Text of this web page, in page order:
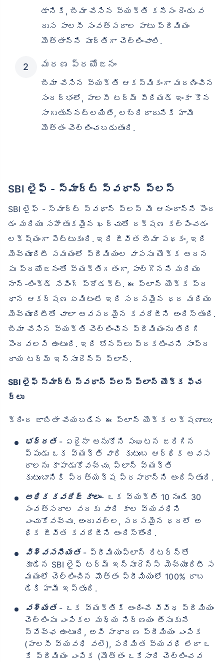
డానికి, బీమా చేసిన వ్యక్తి కనీసం రెండు వ
రుస పాలసీ సంవత్సరాల పాటు ప్రీమియం
మొత్తాన్ని పూర్తిగా చెల్లించాలి.
మరణ ప్రయోజనం
బీమా చేసిన వ్యక్తి ఆకస్మికంగా మరణించిన
సందర్భంలో, పాలసీ టర్మ్ పీరియడ్ ఇంకా కొన
సాగుతున్నట్లయితే, లబ్దిదారునికి హామీ
మొత్తం చెల్లించబడుతుంది.
SBI లైఫ్ - స్మార్ట్ స్వధాన్ ప్లస్
SBI లైఫ్ - స్మార్ట్ స్వధాన్ ప్లస్ మీ ఆనందాన్ని పొంద
డం మరియు సహేతుకమైన ఖర్చుతో రక్షణ కల్పించడం
లక్ష్యంగా పెట్టుకుంది. ఇది జీవిత బీమా పథకం, ఇది
మెచ్యూరిటీ సమయంలో ప్రీమియంల వాపసు యొక్క అదన
పు ప్రయోజనంతో వ్యక్తిగతంగా, పాల్గొనని మరియు
నాన్-లింక్డ్ సేవింగ్ ప్రోడక్ట్. ఈ ప్లాన్ యొక్క ప్ర
ధాన ఆకర్షణ ఏమిటంటే ఇది సరసమైన ధర మరియు
మెచ్యూరిటీతో చాలా అవసరమైన కవరేజీని అందిస్తుంది.
బీమా చేసిన వ్యక్తి చెల్లించిన ప్రీమియంను తిరిగి
పొందవలసి ఉంటుంది. ఇది బోనస్‌లు ప్రకటించని సాంప్ర
దాయ టర్మ్ ఇన్సూరెన్స్ ప్లాన్.
SBI లైఫ్ స్మార్ట్ స్వధాన్ ప్లస్ ప్లాన్ యొక్క ఫీచ
ర్లు
క్రింద జాబితా చేయబడిన ఈ ప్లాన్ యొక్క లక్షణాలు:
భద్రత- ఏదైనా అనుకోని సంఘటన జరిగిన
ప్పుడు ఒక వ్యక్తి వారి కుటుంబ ఆర్థిక అవస
రాలను కాపాడుకోవచ్చు. ప్లాన్ వ్యక్తి
కుటుంబానికి ప్రత్యక్ష ప్రసారాన్ని అందిస్తుంది.
అధిక కవరేజ్ కాలం- ఒక వ్యక్తి 10 నుండి 30
సంవత్సరాల వరకు వారి కాల వ్యవధిని
ఎంచుకోవచ్చు. అందువల్ల, సరసమైన ధరలో అ
ధిక జీవిత కవరేజీని అందిస్తోంది.
విశ్వసనీయత- ప్రీమియంప్లాన్ రిటర్న్‌తో
కూడిన SBI లైఫ్ టర్మ్ ఇన్సూరెన్స్ మెచ్యూరిటీ స
మయంలో చెల్లించిన మొత్తం ప్రీమియంలో 100% రాబ
డికి హామీ ఇస్తుంది.
వశ్యత- ఒక వ్యక్తికి అందించే వివిధ ప్రీమియం
చెల్లింపు ఎంపికల మధ్య నిర్ణయం తీసుకునే
స్వేచ్ఛ ఉంటుంది, అవి సాధారణ ప్రీమియం ఎంపిక
(పాలసీ వ్యవధి వలె), పరిమిత వ్యవధి లేదా ఒ
కే ప్రీమియం ఎంపిక (మొత్తం ఒకేసారి చెల్లించవ